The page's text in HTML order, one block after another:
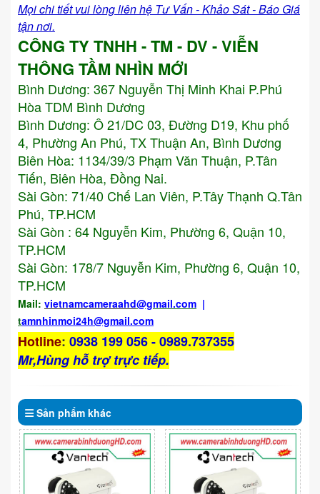
Mọi chi tiết vui lòng liên hệ Tư Vấn - Khảo Sát - Báo Giá
tận nơi.
CÔNG TY TNHH - TM - DV - VIỄN
THÔNG TẦM NHÌN MỚI
Bình Dương: 367 Nguyễn Thị Minh Khai P.Phú
Hòa TDM Bình Dương
Bình Dương: Ô 21/DC 03, Đường D19, Khu phố
4, Phường An Phú, TX Thuận An, Bình Dương
Biên Hòa: 1134/39/3 Phạm Văn Thuận, P.Tân
Tiến, Biên Hòa, Đồng Nai.
Sài Gòn: 71/40 Chế Lan Viên, P.Tây Thạnh Q.Tân
Phú, TP.HCM
Sài Gòn : 64 Nguyễn Kim, Phường 6, Quận 10,
TP.HCM
Sài Gòn: 178/7 Nguyễn Kim, Phường 6, Quận 10,
TP.HCM
Mail: vietnamcameraahd@gmail.com |
tamnhinmoi24h@gmail.com
Hotline: 0938 199 056 - 0989.737355
Mr,Hùng hỗ trợ trực tiếp.
Sản phẩm khác